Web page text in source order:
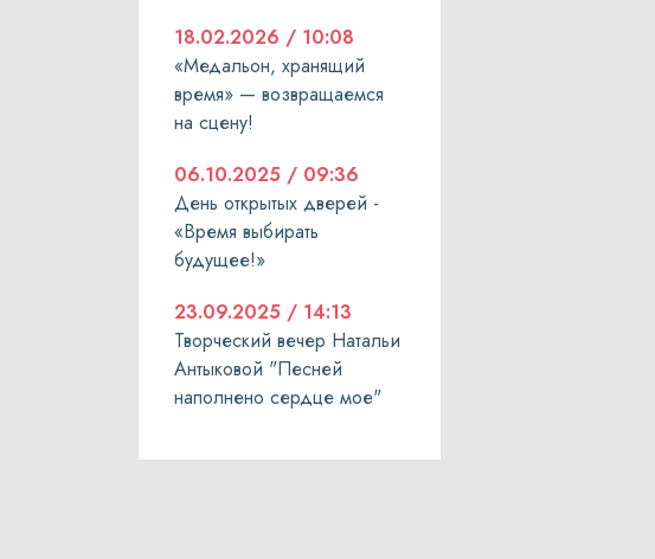
18.02.2026 / 10:08
«Медальон, хранящий
время» — возвращаемся
на сцену!
06.10.2025 / 09:36
День открытых дверей -
«Время выбирать
будущее!»
23.09.2025 / 14:13
Творческий вечер Натальи
Антыковой "Песней
наполнено сердце мое"